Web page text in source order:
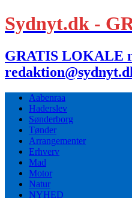
Sydnyt.dk -
GRATIS LOKALE
Aabenraa
Haderslev
Sønderborg
Tønder
Arrangementer
Erhverv
Mad
Motor
Natur
NYHED